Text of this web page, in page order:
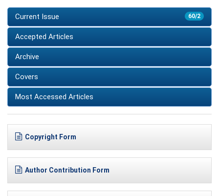
60/2
Current Issue
Accepted Articles
Archive
Covers
Most Accessed Articles
Copyright Form
Author Contribution Form